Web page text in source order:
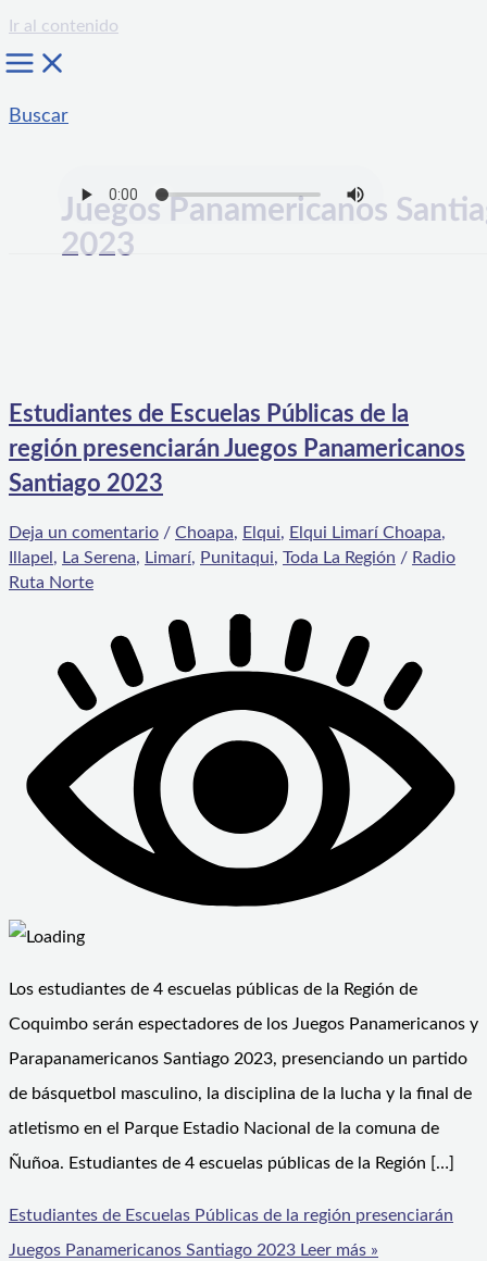
Ir al contenido
Buscar
Juegos Panamericanos
2023
Estudiantes de Escuelas Públicas de la
región presenciarán Juegos Panamericanos
Santiago 2023
Deja un comentario / Choapa, Elqui, Elqui Limarí Choapa,
Illapel , La Serena, Limarí, Punitaqui, Toda La Región / Radio
Ruta Norte
Los estudiantes de 4 escuelas públicas de la Región de
Coquimbo serán espectadores de los Juegos Panamericanos y
Parapanamericanos Santiago 2023, presenciando un partido
de básquetbol masculino, la disciplina de la lucha y la final de
atletismo en el Parque Estadio Nacional de la comuna de
Ñuñoa. Estudiantes de 4 escuelas públicas de la Región […]
Estudiantes de Escuelas Públicas de la región presenciarán
Juegos Panamericanos Santiago 2023 Leer más »